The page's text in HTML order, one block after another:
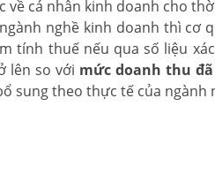
về cá nhân kinh doanh cho
nghề kinh doanh thì cơ
tính thuế nếu qua số liệu
lên so với mức doanh thu
sung theo thực tế của ngành